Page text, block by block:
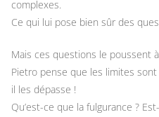
complexes.
Ce qui lui pose bien sûr des
Mais ces questions le poussent
Pietro pense que les limites
il les dépasse !
Qu’est-ce que la fulgurance ?